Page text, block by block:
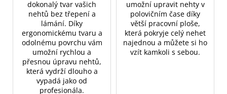
dokonalý tvar vašich
nehtů bez třepení a
lámání. Díky
ergonomickému tvaru a
odolnému povrchu vám
umožní rychlou a
přesnou úpravu nehtů,
která vydrží dlouho a
vypadá jako od
profesionála.
umožní upravit nehty v
polovičním čase díky
větší pracovní ploše,
která pokryje celý nehet
najednou a můžete si ho
vzít kamkoli s sebou.